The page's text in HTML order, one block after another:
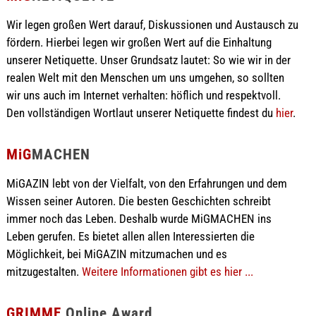
Wir legen großen Wert darauf, Diskussionen und Austausch zu
fördern. Hierbei legen wir großen Wert auf die Einhaltung
unserer Netiquette. Unser Grundsatz lautet: So wie wir in der
realen Welt mit den Menschen um uns umgehen, so sollten
wir uns auch im Internet verhalten: höflich und respektvoll.
Den vollständigen Wortlaut unserer Netiquette findest du hier.
MiGMACHEN
MiGAZIN lebt von der Vielfalt, von den Erfahrungen und dem
Wissen seiner Autoren. Die besten Geschichten schreibt
immer noch das Leben. Deshalb wurde MiGMACHEN ins
Leben gerufen. Es bietet allen allen Interessierten die
Möglichkeit, bei MiGAZIN mitzumachen und es
mitzugestalten. Weitere Informationen gibt es hier ...